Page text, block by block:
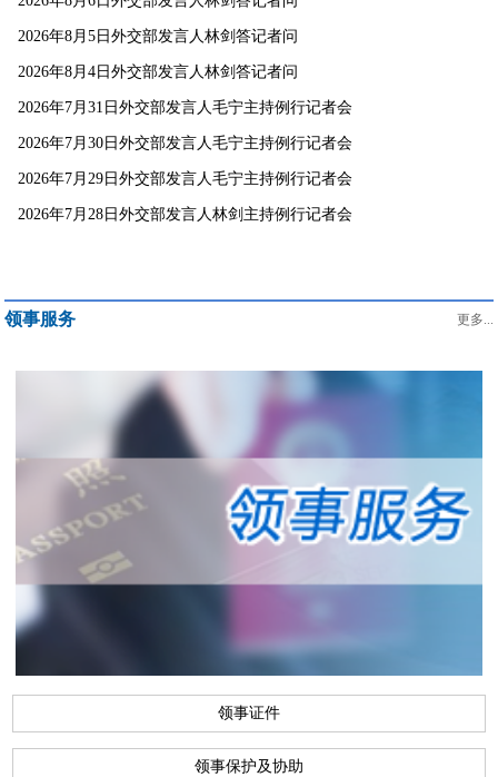
2026年8月5日外交部发言人林剑答记者问
2026年8月4日外交部发言人林剑答记者问
2026年7月31日外交部发言人毛宁主持例行记者会
2026年7月30日外交部发言人毛宁主持例行记者会
2026年7月29日外交部发言人毛宁主持例行记者会
2026年7月28日外交部发言人林剑主持例行记者会
领事服务 更多...
领事证件
领事保护及协助